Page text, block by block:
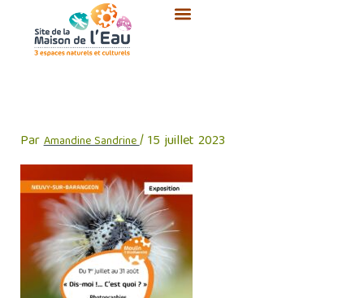
contenu
ParAmandine Sandrine/15 juillet 2023